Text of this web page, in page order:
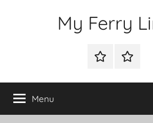
My Ferry
Sklep Blog
Menu